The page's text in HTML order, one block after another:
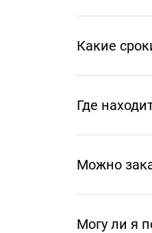
Какие
Где
Можно
Могу ли я